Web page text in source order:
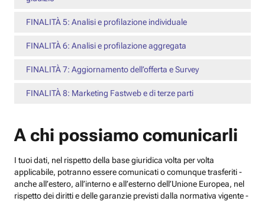
FINALITÀ 5: Analisi e profilazione individuale
FINALITÀ 6: Analisi e profilazione aggregata
FINALITÀ 7: Aggiornamento dell’offerta e Survey
FINALITÀ 8: Marketing Fastweb e di terze parti
A chi possiamo comunicarli
I tuoi dati, nel rispetto della base giuridica volta per volta
applicabile, potranno essere comunicati o comunque trasferiti -
anche all’estero, all’interno e all’esterno dell’Unione Europea, nel
rispetto dei diritti e delle garanzie previsti dalla normativa vigente -